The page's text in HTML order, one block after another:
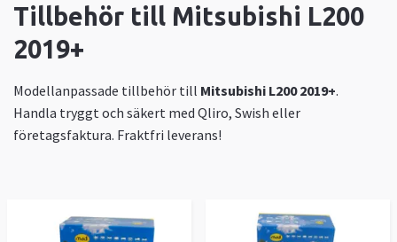
Tillbehör till Mitsubishi L200
2019+
Modellanpassade tillbehör till Mitsubishi L200 2019+.
Handla tryggt och säkert med Qliro, Swish eller
företagsfaktura. Fraktfri leverans!